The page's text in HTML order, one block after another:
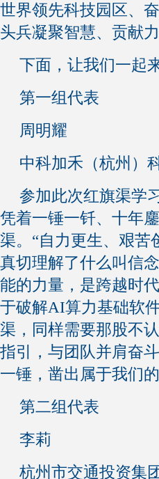
世界领先科技园区、
头兵凝聚智慧、贡献力
下面，让我们一起
第一组代表
周明耀
中科加禾（杭州）
参加此次红旗渠学
凭着一锤一钎、十年
渠。“自力更生、艰苦
真切理解了什么叫信
能的力量，是跨越时
于破解AI算力基础软
渠，同样需要那股不
指引，与团队并肩奋
一锤，凿出属于我们的
第二组代表
李莉
杭州市交通投资集